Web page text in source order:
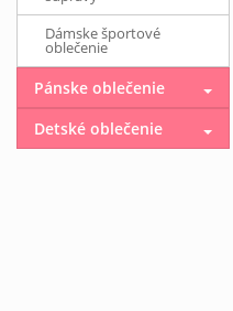
Dámske športové
oblečenie
Pánske oblečenie
Detské oblečenie